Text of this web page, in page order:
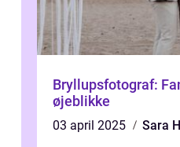
Bryllupsfotograf:
øjeblikke
03 april 2025
Sara